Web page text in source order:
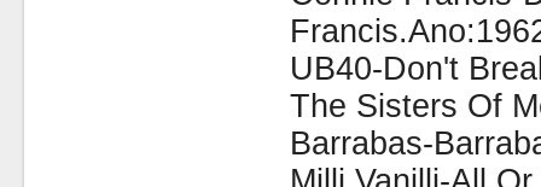
UB40-Don't
The Sisters Of
Barrabas-